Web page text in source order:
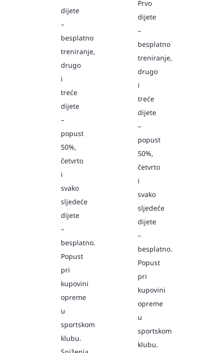
dijete
–
besplatno
treniranje,
drugo
i
treće
dijete
–
popust
50%,
četvrto
i
svako
sljedeće
dijete
–
besplatno.
Popust
pri
kupovini
opreme
u
sportskom
klubu.
Prvo
dijete
–
besplatno
treniranje,
drugo
i
treće
dijete
–
popust
50%,
četvrto
i
svako
sljedeće
dijete
–
besplatno.
Popust
pri
kupovini
opreme
u
sportskom
klubu.